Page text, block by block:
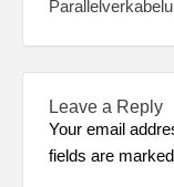
Leave a Reply
Your email
fields are marked